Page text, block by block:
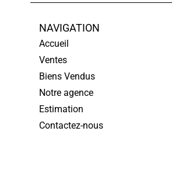
NAVIGATION
Accueil
Ventes
Biens Vendus
Notre agence
Estimation
Contactez-nous